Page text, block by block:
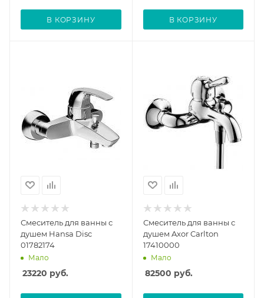
В КОРЗИНУ В КОРЗИНУ
Смеситель для ванны с
душем Hansa Disc
01782174
Мало
23220 руб.
Смеситель для ванны с
душем Axor Carlton
17410000
Мало
82500 руб.